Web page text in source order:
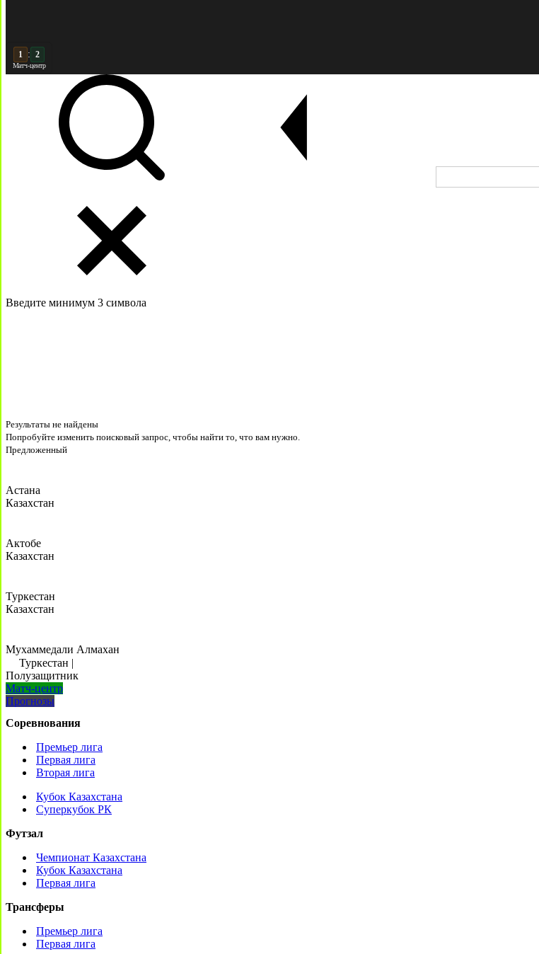
2 : 2
Матч-центр
Введите минимум 3 символа
Результаты не найдены
Попробуйте изменить поисковый запрос, чтобы найти то, что вам нужно.
Предложенный
Астана
Казахстан
Актобе
Казахстан
Туркестан
Казахстан
Мухаммедали Алмахан
Туркестан |
Полузащитник
Матч-центр
Прогнозы
Соревнования
Премьер лига
Первая лига
Вторая лига
Кубок Казахстана
Суперкубок РК
Футзал
Чемпионат Казахстана
Кубок Казахстана
Первая лига
Трансферы
Премьер лига
Первая лига